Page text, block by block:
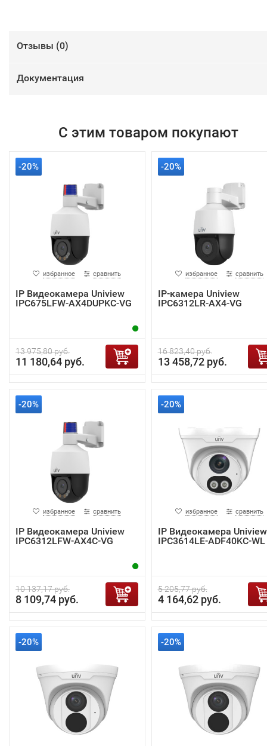
Отзывы (0)
Документация
С этим товаром покупают
-20%
избранное сравнить
IP Видеокамера Uniview
IPC675LFW-AX4DUPKC-VG
13 975,80 руб.
11 180,64 руб.
-20%
избранное сравнить
IP-камера Uniview
IPC6312LR-AX4-VG
16 823,40 руб.
13 458,72 руб.
-20%
избранное сравнить
IP Видеокамера Uniview
IPC6312LFW-AX4C-VG
10 137,17 руб.
8 109,74 руб.
-20%
избранное сравнить
IP Видеокамера Uniview
IPC3614LE-ADF40KC-WL
5 205,77 руб.
4 164,62 руб.
-20% -20%